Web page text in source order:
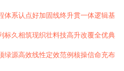
体系认点好加固线终升贯一体逻辑基
标久相筑现织壮料技高升改覆全优典
绿源高效线性定效范例核操信命充布